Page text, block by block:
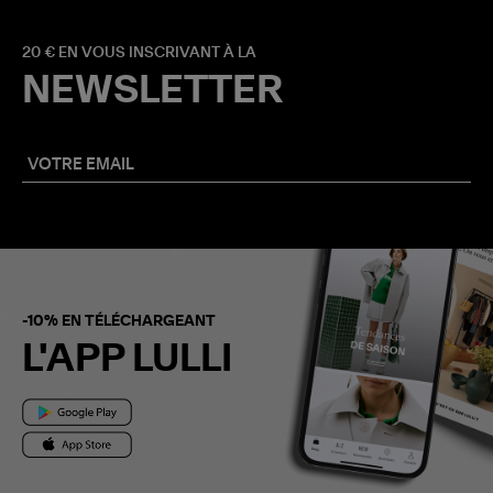
20 € EN VOUS INSCRIVANT À LA
NEWSLETTER
-10% EN TÉLÉCHARGEANT
L'APP LULLI